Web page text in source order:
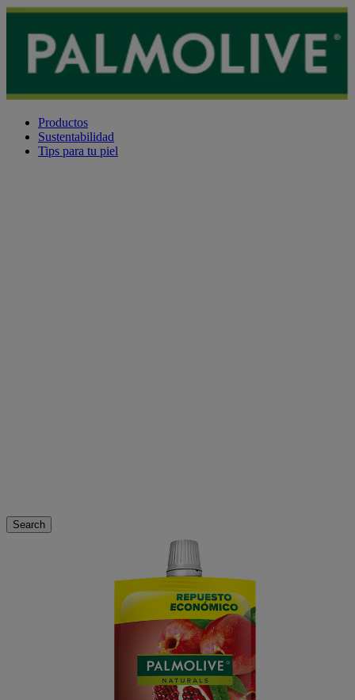
Productos
Sustentabilidad
Tips para tu piel
Search